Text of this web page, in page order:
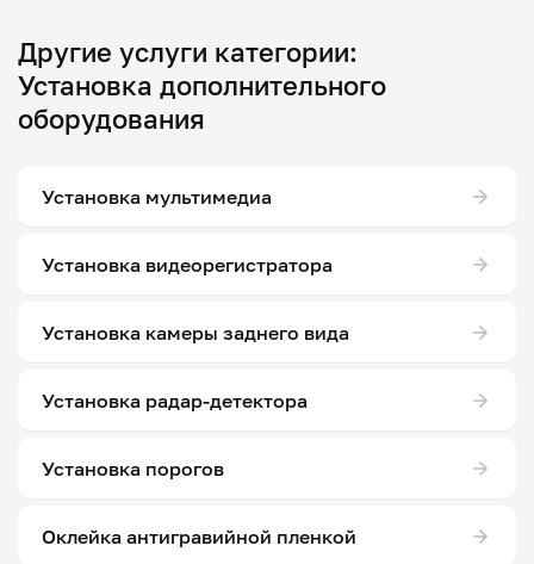
Другие услуги категории:
Установка дополнительного
оборудования
Установка мультимедиа
Установка видеорегистратора
Установка камеры заднего вида
Установка радар-детектора
Установка порогов
Оклейка антигравийной пленкой